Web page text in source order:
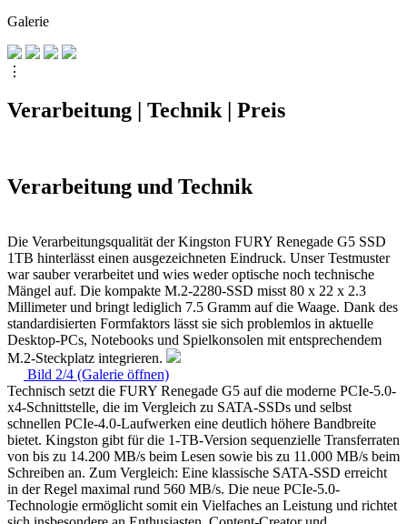
Galerie
⋮
Verarbeitung | Technik | Preis
Verarbeitung und Technik
Die Verarbeitungsqualität der Kingston FURY Renegade G5 SSD
1TB hinterlässt einen ausgezeichneten Eindruck. Unser Testmuster
war sauber verarbeitet und wies weder optische noch technische
Mängel auf. Die kompakte M.2-2280-SSD misst 80 x 22 x 2.3
Millimeter und bringt lediglich 7.5 Gramm auf die Waage. Dank des
standardisierten Formfaktors lässt sie sich problemlos in aktuelle
Desktop-PCs, Notebooks und Spielkonsolen mit entsprechendem
M.2-Steckplatz integrieren.
Bild 2/4 (Galerie öffnen)
Technisch setzt die FURY Renegade G5 auf die moderne PCIe-5.0-
x4-Schnittstelle, die im Vergleich zu SATA-SSDs und selbst
schnellen PCIe-4.0-Laufwerken eine deutlich höhere Bandbreite
bietet. Kingston gibt für die 1-TB-Version sequenzielle Transferraten
von bis zu 14.200 MB/s beim Lesen sowie bis zu 11.000 MB/s beim
Schreiben an. Zum Vergleich: Eine klassische SATA-SSD erreicht
in der Regel maximal rund 560 MB/s. Die neue PCIe-5.0-
Technologie ermöglicht somit ein Vielfaches an Leistung und richtet